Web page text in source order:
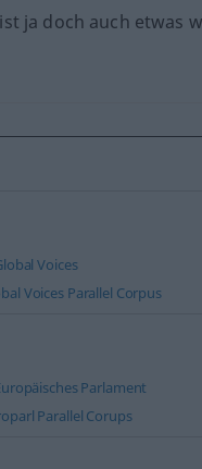
ja doch auch etwas
Voices
Voices Parallel Corpus
Parlament
Parallel Corups